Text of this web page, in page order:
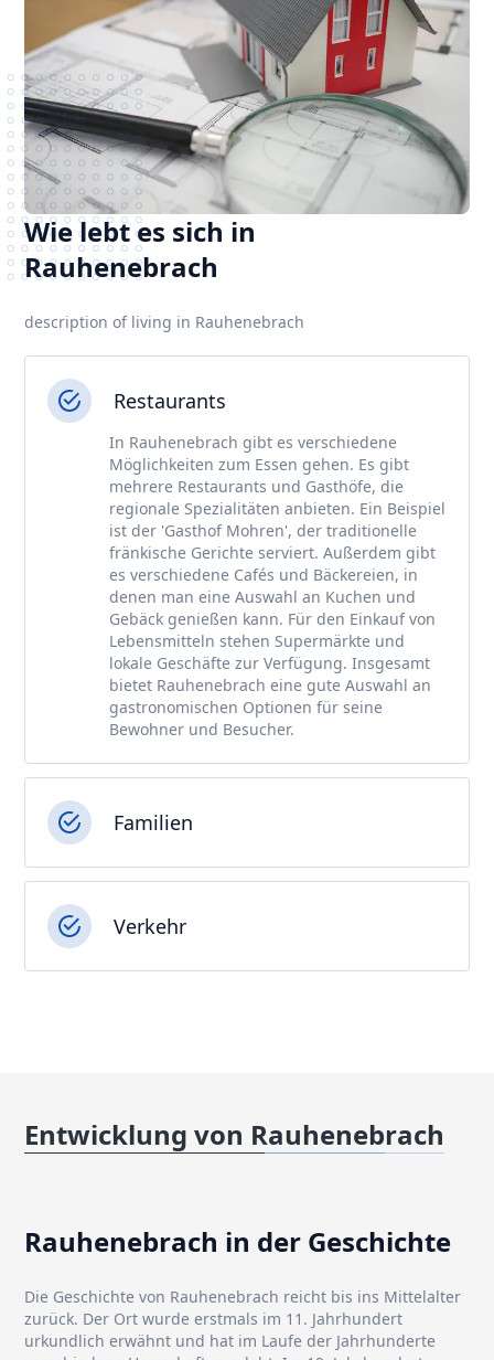
Wie lebt es sich in
Rauhenebrach
description of living in Rauhenebrach
Restaurants
In Rauhenebrach gibt es verschiedene
Möglichkeiten zum Essen gehen. Es gibt
mehrere Restaurants und Gasthöfe, die
regionale Spezialitäten anbieten. Ein Beispiel
ist der 'Gasthof Mohren', der traditionelle
fränkische Gerichte serviert. Außerdem gibt
es verschiedene Cafés und Bäckereien, in
denen man eine Auswahl an Kuchen und
Gebäck genießen kann. Für den Einkauf von
Lebensmitteln stehen Supermärkte und
lokale Geschäfte zur Verfügung. Insgesamt
bietet Rauhenebrach eine gute Auswahl an
gastronomischen Optionen für seine
Bewohner und Besucher.
Familien
Verkehr
Entwicklung von Rauhenebrach
Rauhenebrach in der Geschichte
Die Geschichte von Rauhenebrach reicht bis ins Mittelalter
zurück. Der Ort wurde erstmals im 11. Jahrhundert
urkundlich erwähnt und hat im Laufe der Jahrhunderte